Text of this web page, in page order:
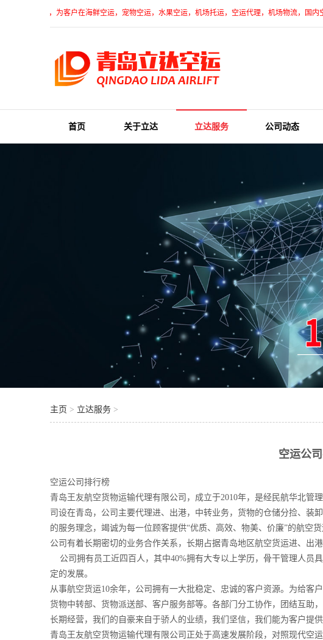
络基础上，为客户在海鲜空运，宠物空运，水果空运，机场托运，空运代理，机场物流，国内
首页 关于立达 立达服务 公司动态
主页 > 立达服务 >
空运公
空运公司排行榜
青岛王友航空货物运输代理有限公司，成立于2010年，是经民航华北
司设在青岛，公司主要代理进、出港，中转业务，货物的仓储分捡、装
的服务理念，竭诚为每一位顾客提供“优质、高效、物美、价廉”的航空
公司有着长期密切的业务合作关系，长期占据青岛地区航空货运进、出
公司拥有员工近四百人，其中40%拥有大专以上学历，骨干管理人员
定的发展。
从事航空货运10余年，公司拥有一大批稳定、忠诚的客户资源。为给客
货物中转部、货物派送部、客户服务部等。各部门分工协作，团结互助
长期经营，我们的自豪来自于骄人的业绩，我们坚信，我们能为客户提
青岛王友航空货物运输代理有限公司正处于高速发展阶段，对照现代空